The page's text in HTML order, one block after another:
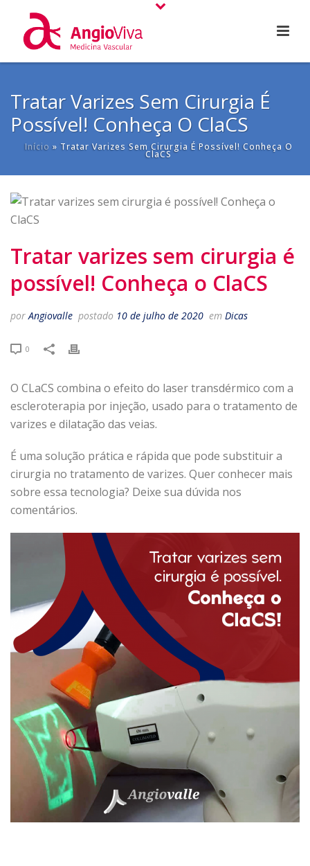
Tratar Varizes Sem Cirurgia É
Possível! Conheça O ClaCS
Início » Tratar Varizes Sem Cirurgia É Possível! Conheça O
ClaCS
Tratar varizes sem cirurgia é
possível! Conheça o ClaCS
porAngiovalle postado 10 de julho de 2020 em Dicas
0
O CLaCS combina o efeito do laser transdérmico com a
escleroterapia por injeção, usado para o tratamento de
varizes e dilatação das veias.
É uma solução prática e rápida que pode substituir a
cirurgia no tratamento de varizes. Quer conhecer mais
sobre essa tecnologia? Deixe sua dúvida nos
comentários.